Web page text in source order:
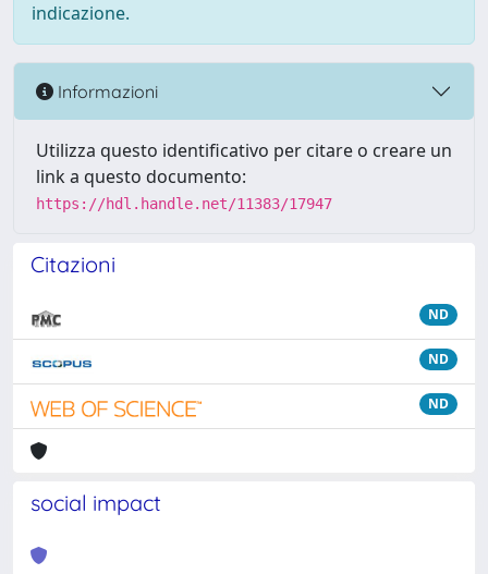
indicazione.
Informazioni
Utilizza questo identificativo per citare o creare un
link a questo documento:
https://hdl.handle.net/11383/17947
Citazioni
ND
ND
ND
social impact